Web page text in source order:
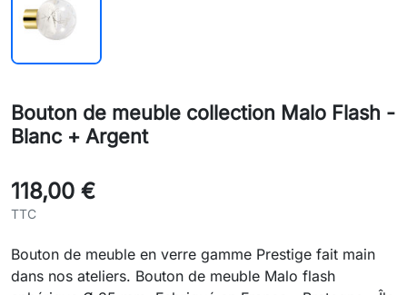
Bouton de meuble collection Malo Flash -
Blanc + Argent
118,00 €
TTC
Bouton de meuble en verre gamme Prestige fait main
dans nos ateliers. Bouton de meuble Malo flash